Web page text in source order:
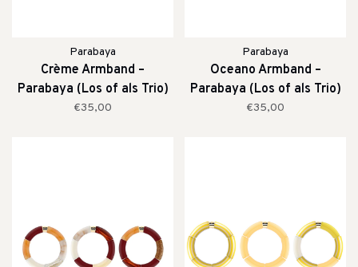
Parabaya
Crème Armband –
Parabaya (Los of als Trio)
€35,00
Parabaya
Oceano Armband –
Parabaya (Los of als Trio)
€35,00